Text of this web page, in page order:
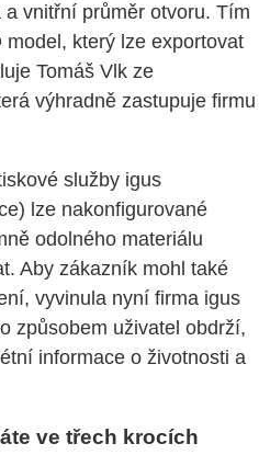
vnitřní průměr otvoru. Tím
který lze exportovat
Tomáš Vlk ze
výhradně zastupuje firmu
služby igus
lze nakonfigurované
odolného materiálu
Aby zákazník mohl také
vyvinula nyní firma igus
způsobem uživatel obdrží,
informace o životnosti a
ve třech krocích